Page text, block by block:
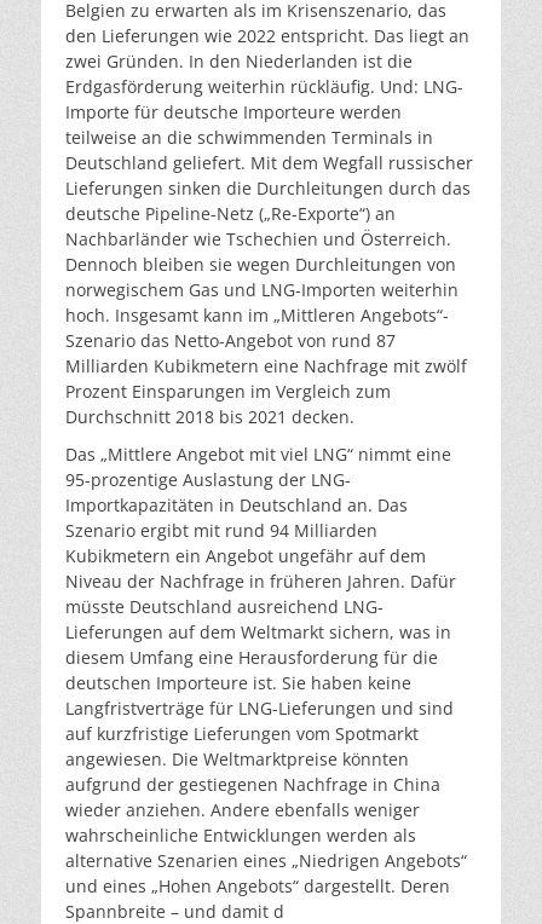
Belgien zu erwarten als im Krisenszenario, das
den Lieferungen wie 2022 entspricht. Das liegt an
zwei Gründen. In den Niederlanden ist die
Erdgasförderung weiterhin rückläufig. Und: LNG-
Importe für deutsche Importeure werden
teilweise an die schwimmenden Terminals in
Deutschland geliefert. Mit dem Wegfall russischer
Lieferungen sinken die Durchleitungen durch das
deutsche Pipeline-Netz („Re-Exporte“) an
Nachbarländer wie Tschechien und Österreich.
Dennoch bleiben sie wegen Durchleitungen von
norwegischem Gas und LNG-Importen weiterhin
hoch. Insgesamt kann im „Mittleren Angebots“-
Szenario das Netto-Angebot von rund 87
Milliarden Kubikmetern eine Nachfrage mit zwölf
Prozent Einsparungen im Vergleich zum
Durchschnitt 2018 bis 2021 decken.
Das „Mittlere Angebot mit viel LNG“ nimmt eine
95-prozentige Auslastung der LNG-
Importkapazitäten in Deutschland an. Das
Szenario ergibt mit rund 94 Milliarden
Kubikmetern ein Angebot ungefähr auf dem
Niveau der Nachfrage in früheren Jahren. Dafür
müsste Deutschland ausreichend LNG-
Lieferungen auf dem Weltmarkt sichern, was in
diesem Umfang eine Herausforderung für die
deutschen Importeure ist. Sie haben keine
Langfristverträge für LNG-Lieferungen und sind
auf kurzfristige Lieferungen vom Spotmarkt
angewiesen. Die Weltmarktpreise könnten
aufgrund der gestiegenen Nachfrage in China
wieder anziehen. Andere ebenfalls weniger
wahrscheinliche Entwicklungen werden als
alternative Szenarien eines „Niedrigen Angebots“
und eines „Hohen Angebots“ dargestellt. Deren
Spannbreite – und damit d